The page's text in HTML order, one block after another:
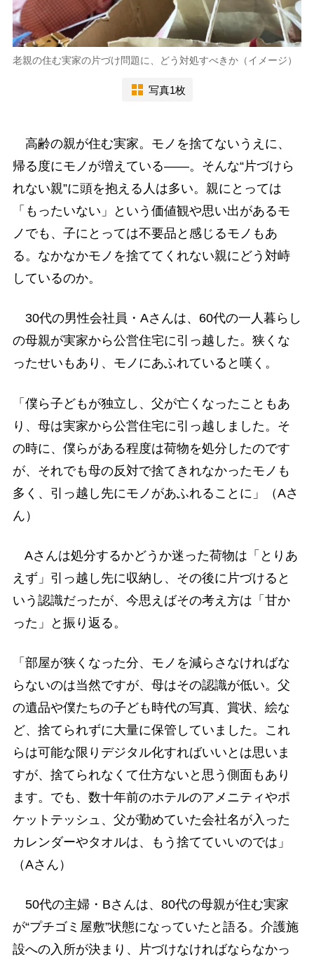
老親の住む実家の片づけ問題に、どう対処すべきか（イメージ）
写真1枚
高齢の親が住む実家。モノを捨てないうえに、
帰る度にモノが増えている――。そんな“片づけら
れない親”に頭を抱える人は多い。親にとっては
「もったいない」という価値観や思い出があるモ
ノでも、子にとっては不要品と感じるモノもあ
る。なかなかモノを捨ててくれない親にどう対峙
しているのか。
30代の男性会社員・Aさんは、60代の一人暮らし
の母親が実家から公営住宅に引っ越した。狭くな
ったせいもあり、モノにあふれていると嘆く。
「僕ら子どもが独立し、父が亡くなったこともあ
り、母は実家から公営住宅に引っ越しました。そ
の時に、僕らがある程度は荷物を処分したのです
が、それでも母の反対で捨てきれなかったモノも
多く、引っ越し先にモノがあふれることに」（Aさ
ん）
Aさんは処分するかどうか迷った荷物は「とりあ
えず」引っ越し先に収納し、その後に片づけると
いう認識だったが、今思えばその考え方は「甘か
った」と振り返る。
「部屋が狭くなった分、モノを減らさなければな
らないのは当然ですが、母はその認識が低い。父
の遺品や僕たちの子ども時代の写真、賞状、絵な
ど、捨てられずに大量に保管していました。これ
らは可能な限りデジタル化すればいいとは思いま
すが、捨てられなくて仕方ないと思う側面もあり
ます。でも、数十年前のホテルのアメニティやポ
ケットテッシュ、父が勤めていた会社名が入った
カレンダーやタオルは、もう捨てていいのでは」
（Aさん）
50代の主婦・Bさんは、80代の母親が住む実家
が“プチゴミ屋敷”状態になっていたと語る。介護施
設への入所が決まり、片づけなければならなかっ